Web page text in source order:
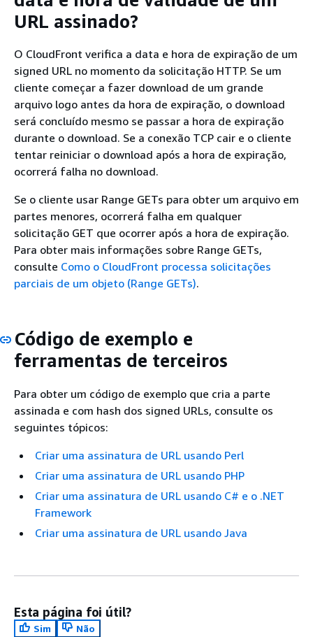
URL assinado?
O CloudFront verifica a data e hora de expiração de um
signed URL no momento da solicitação HTTP. Se um
cliente começar a fazer download de um grande
arquivo logo antes da hora de expiração, o download
será concluído mesmo se passar a hora de expiração
durante o download. Se a conexão TCP cair e o cliente
tentar reiniciar o download após a hora de expiração,
ocorrerá falha no download.
Se o cliente usar Range GETs para obter um arquivo em
partes menores, ocorrerá falha em qualquer
solicitação GET que ocorrer após a hora de expiração.
Para obter mais informações sobre Range GETs,
consulte Como o CloudFront processa solicitações
parciais de um objeto (Range GETs).
Código de exemplo e
ferramentas de terceiros
Para obter um código de exemplo que cria a parte
assinada e com hash dos signed URLs, consulte os
seguintes tópicos:
Criar uma assinatura de URL usando Perl
Criar uma assinatura de URL usando PHP
Criar uma assinatura de URL usando C# e o .NET
Framework
Criar uma assinatura de URL usando Java
Esta página foi útil?
Sim
Não